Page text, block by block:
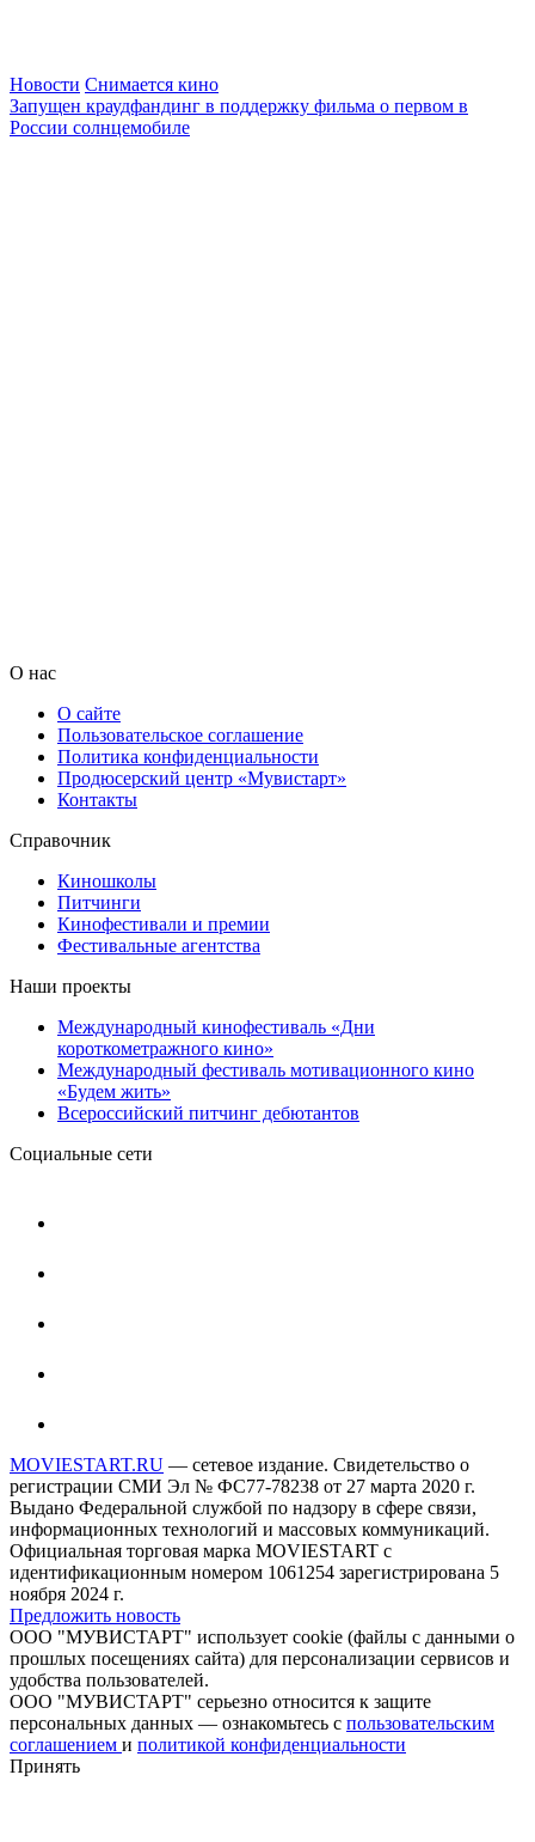
Новости Снимается кино
Запущен краудфандинг в поддержку фильма о первом в
России солнцемобиле
О нас
О сайте
Пользовательское соглашение
Политика конфиденциальности
Продюсерский центр «Мувистарт»
Контакты
Справочник
Киношколы
Питчинги
Кинофестивали и премии
Фестивальные агентства
Наши проекты
Международный кинофестиваль «Дни
короткометражного кино»
Международный фестиваль мотивационного кино
«Будем жить»
Всероссийский питчинг дебютантов
Социальные сети
MOVIESTART.RU — сетевое издание. Свидетельство о
регистрации СМИ Эл № ФС77-78238 от 27 марта 2020 г.
Выдано Федеральной службой по надзору в сфере связи,
информационных технологий и массовых коммуникаций.
Официальная торговая марка MOVIESTART с
идентификационным номером 1061254 зарегистрирована 5
ноября 2024 г.
Предложить новость
ООО "МУВИСТАРТ" использует cookie (файлы с данными о
прошлых посещениях сайта) для персонализации сервисов и
удобства пользователей.
ООО "МУВИСТАРТ" серьезно относится к защите
персональных данных — ознакомьтесь с пользовательским
соглашением и политикой конфиденциальности
Принять